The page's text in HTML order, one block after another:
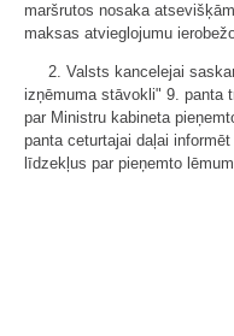
maršrutos nosaka
maksas atvieglojumu
2. Valsts kancelejai
izņēmuma stāvokli" 9. panta
par Ministru kabineta
panta ceturtajai daļai
līdzekļus par pieņemto